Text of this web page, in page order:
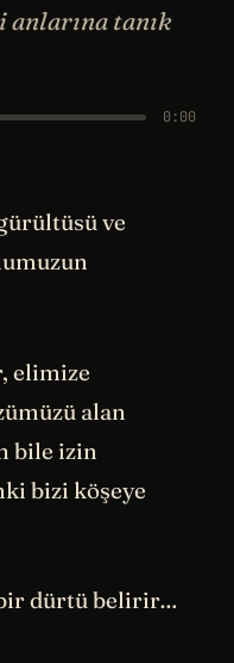
tanık
0:00
ve
elimize
alan
bile izin
bizi köşeye
dürtü belirir…